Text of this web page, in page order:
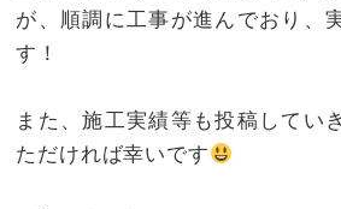
が、順調に工事が進んでおり、
す！
また、施工実績等も投稿してい
ただければ幸いです